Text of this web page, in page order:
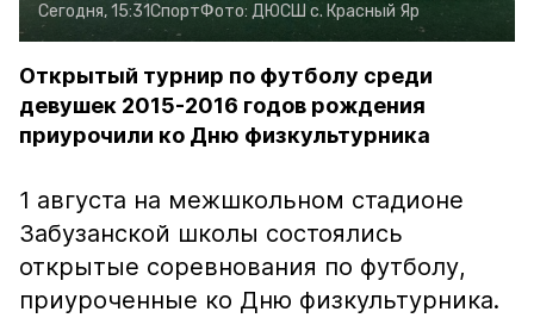
Сегодня, 15:31СпортФото: ДЮСШ с. Красный Яр
Открытый турнир по футболу среди
девушек 2015-2016 годов рождения
приурочили ко Дню физкультурника
1 августа на межшкольном стадионе
Забузанской школы состоялись
открытые соревнования по футболу,
приуроченные ко Дню физкультурника.